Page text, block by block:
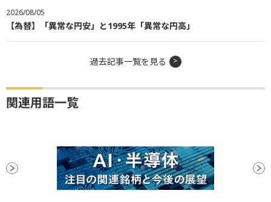
2026/08/05
【為替】「異常な円安」と1995年「異常な円高」
過去記事一覧を見る
関連用語一覧